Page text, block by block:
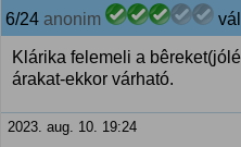
6/24 anonim
Klárika felemeli a
árakat-ekkor várható.
2023. aug. 10. 19:24